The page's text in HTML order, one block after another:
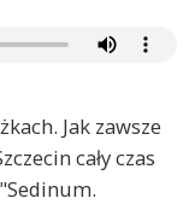
Jak zawsze
cały czas